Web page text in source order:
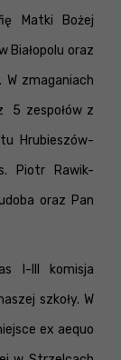
Matki Bożej
Białopolu oraz
W zmaganiach
5 zespołów z
Hrubieszów-
Piotr Rawik-
oraz Pan
I-III komisja
szkoły. W
ex aequo